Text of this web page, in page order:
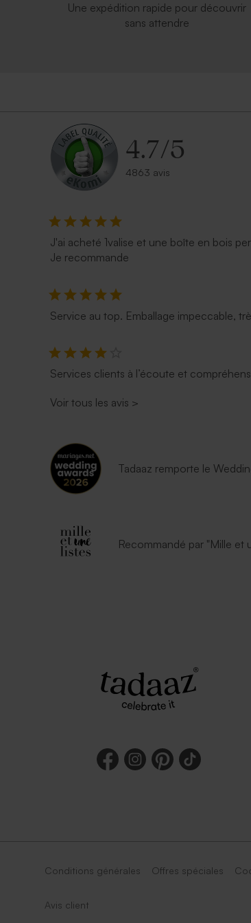
Une expédition rapide pour découvrir
sans attendre
4.7/5
4863 avis
J'ai acheté 1valise et une boîte en bois
Je recommande
Service au top. Emballage impeccable,
Services clients à l’écoute et
Voir tous les avis >
Tadaaz remporte le
Recommandé par "Mille et
Conditions générales Offres spéciales
Avis client